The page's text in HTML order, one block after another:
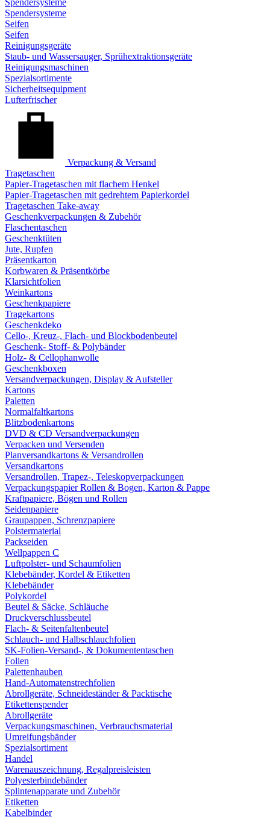
Spendersysteme
Spendersysteme
Seifen
Seifen
Reinigungsgeräte
Staub- und Wassersauger, Sprühextraktionsgeräte
Reinigungsmaschinen
Spezialsortimente
Sicherheitsequipment
Lufterfrischer
Verpackung & Versand
Tragetaschen
Papier-Tragetaschen mit flachem Henkel
Papier-Tragetaschen mit gedrehtem Papierkordel
Tragetaschen Take-away
Geschenkverpackungen & Zubehör
Flaschentaschen
Geschenktüten
Jute, Rupfen
Präsentkarton
Korbwaren & Präsentkörbe
Klarsichtfolien
Weinkartons
Geschenkpapiere
Tragekartons
Geschenkdeko
Cello-, Kreuz-, Flach- und Blockbodenbeutel
Geschenk- Stoff- & Polybänder
Holz- & Cellophanwolle
Geschenkboxen
Versandverpackungen, Display & Aufsteller
Kartons
Paletten
Normalfaltkartons
Blitzbodenkartons
DVD & CD Versandverpackungen
Verpacken und Versenden
Planversandkartons & Versandrollen
Versandkartons
Versandrollen, Trapez-, Teleskopverpackungen
Verpackungspapier Rollen & Bogen, Karton & Pappe
Kraftpapiere, Bögen und Rollen
Seidenpapiere
Graupappen, Schrenzpapiere
Polstermaterial
Packseiden
Wellpappen C
Luftpolster- und Schaumfolien
Klebebänder, Kordel & Etiketten
Klebebänder
Polykordel
Beutel & Säcke, Schläuche
Druckverschlussbeutel
Flach- & Seitenfaltenbeutel
Schlauch- und Halbschlauchfolien
SK-Folien-Versand-, & Dokumententaschen
Folien
Palettenhauben
Hand-Automatenstrechfolien
Abrollgeräte, Schneideständer & Packtische
Etikettenspender
Abrollgeräte
Verpackungsmaschinen, Verbrauchsmaterial
Umreifungsbänder
Spezialsortiment
Handel
Warenauszeichnung, Regalpreisleisten
Polyesterbindebänder
Splintenapparate und Zubehör
Etiketten
Kabelbinder